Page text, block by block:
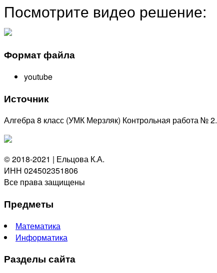
Посмотрите видео решение:
Формат файла
youtube
Источник
Алгебра 8 класс (УМК Мерзляк) Контрольная работа № 2.
© 2018-2021 | Ельцова К.А.
ИНН 024502351806
Все права защищены
Предметы
Математика
Информатика
Разделы сайта